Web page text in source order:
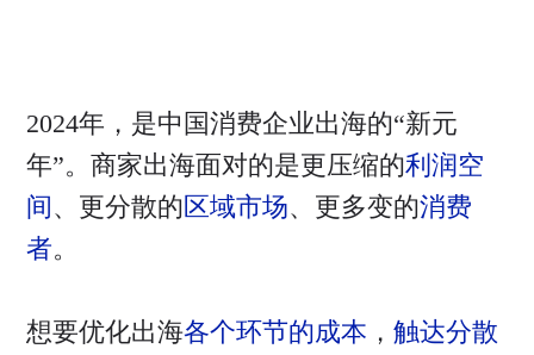
2024年，是中国消费企业出海的“新元
年”。商家出海面对的是更压缩的利润空
间 、更分散的 区域市场、更多变的消费
者。
想要优化出海各个环节的成本 ， 触达分散